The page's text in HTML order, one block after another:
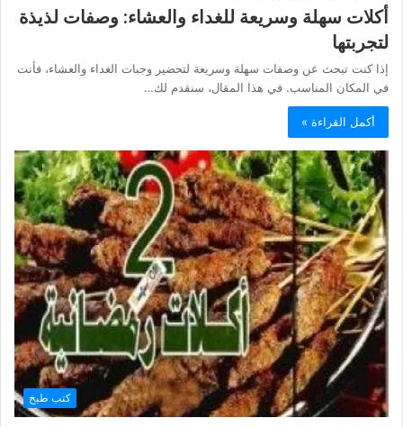
أكلات سهلة وسريعة للغداء والعشاء: وصفات لذيذة
لتجربتها
إذا كنت تبحث عن وصفات سهلة وسريعة لتحضير وجبات الغداء والعشاء، فأنت
في المكان المناسب. في هذا المقال، سنقدم لك…
أكمل القراءة »
كتب طبخ